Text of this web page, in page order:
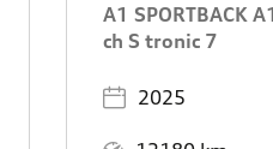
A1 SPORTBACK
ch S tronic 7
Registered
2025
Mileage